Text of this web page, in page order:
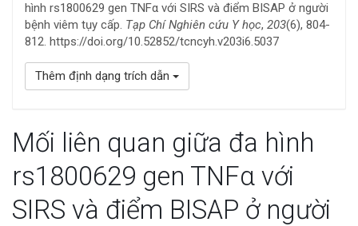
hình rs1800629 gen TNFα với SIRS và điểm BISAP ở người
bệnh viêm tụy cấp. Tạp Chí Nghiên cứu Y học, 203(6), 804-
812. https://doi.org/10.52852/tcncyh.v203i6.5037
Thêm định dạng trích dẫn
Mối liên quan giữa đa hình
rs1800629 gen TNFα với
SIRS và điểm BISAP ở người